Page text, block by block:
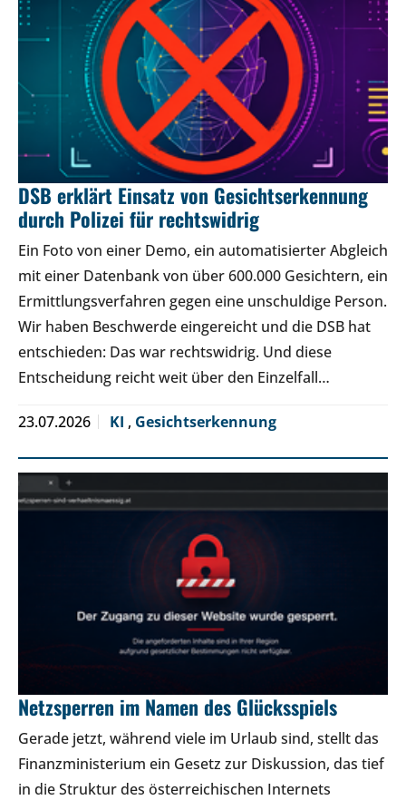
DSB erklärt Einsatz von Gesichtserkennung
durch Polizei für rechtswidrig
Ein Foto von einer Demo, ein automatisierter Abgleich
mit einer Datenbank von über 600.000 Gesichtern, ein
Ermittlungsverfahren gegen eine unschuldige Person.
Wir haben Beschwerde eingereicht und die DSB hat
entschieden: Das war rechtswidrig. Und diese
Entscheidung reicht weit über den Einzelfall…
23.07.2026 KI , Gesichtserkennung
Netzsperren im Namen des Glücksspiels
Gerade jetzt, während viele im Urlaub sind, stellt das
Finanzministerium ein Gesetz zur Diskussion, das tief
in die Struktur des österreichischen Internets